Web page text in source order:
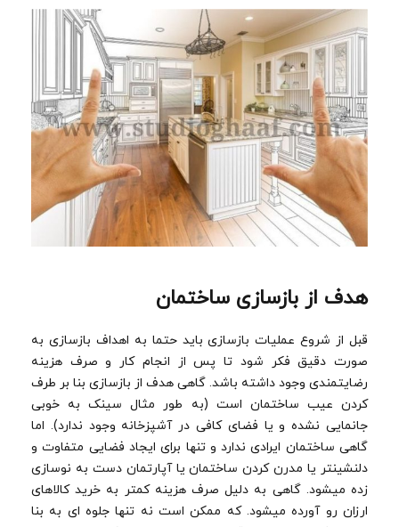
هدف از بازسازی ساختمان
قبل از شروع عملیات بازسازی باید حتما به اهداف بازسازی به
صورت دقیق فکر شود تا پس از انجام کار و صرف هزینه
رضایتمندی وجود داشته باشد. گاهی هدف از بازسازی بنا بر طرف
کردن عیب ساختمان است (به طور مثال سینک به خوبی
جانمایی نشده و یا فضای کافی در آشپزخانه وجود ندارد). اما
گاهی ساختمان ایرادی ندارد و تنها برای ایجاد فضایی متفاوت و
دلنشینتر یا مدرن کردن ساختمان یا آپارتمان دست به نوسازی
زده میشود. گاهی به دلیل صرف هزینه کمتر به خرید کالاهای
ارزان رو آورده میشود. که ممکن است نه تنها جلوه ای به بنا